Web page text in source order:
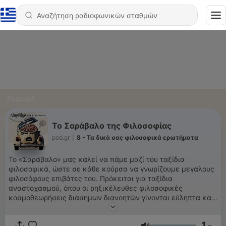
Το Σαράβαλο της Φιλοσοφίας
pod.gr 8 - Τα δικά σας φιλοσοφικά ερωτήματα
Το «Σαράβαλο» μας καλεί να πάμε μαζί του ταξίδια
φιλοσοφικά, ώστε σε κάθε κούρσα να γνωρίζουμε μεγάλους
φιλοσόφους επιβάτες του. Πρόκειται για ταξίδια
αναστοχασμού, όπου οι ρηξικέλευθες φιλοσοφικές
κοσμοθεωρήσεις διάσημων διανοητών γίνονται εύληπτα και
φυσικά κτήμα μας, εφόδιο και όπλο στην προσπάθειά μας να